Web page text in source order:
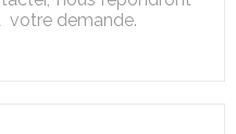
votre demande.